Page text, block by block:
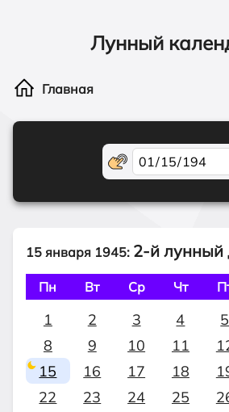
Лунный
15 января 1945: 2-й лунный
Пн Вт Ср Чт
1 2 3 4 5
8
9 10 11
15
16 17 18
22
23 24 25